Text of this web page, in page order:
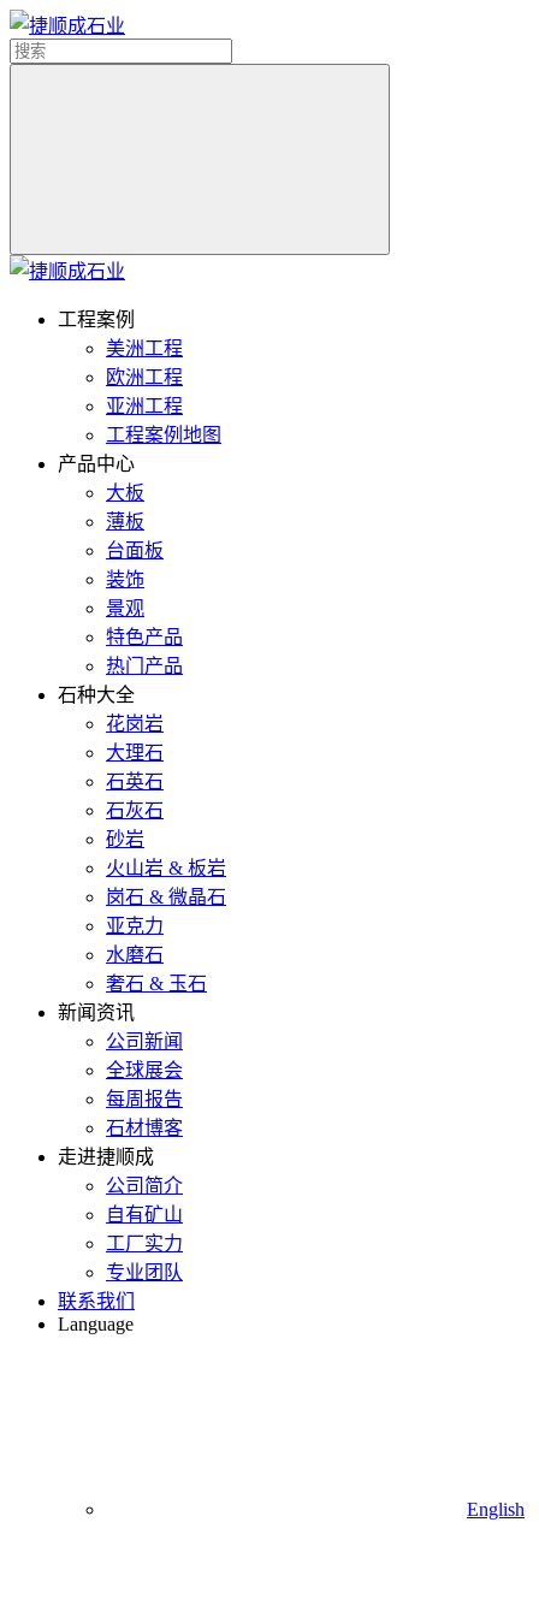
工程案例
美洲工程
欧洲工程
亚洲工程
工程案例地图
产品中心
大板
薄板
台面板
装饰
景观
特色产品
热门产品
石种大全
花岗岩
大理石
石英石
石灰石
砂岩
火山岩 & 板岩
岗石 & 微晶石
亚克力
水磨石
奢石 & 玉石
新闻资讯
公司新闻
全球展会
每周报告
石材博客
走进捷顺成
公司简介
自有矿山
工厂实力
专业团队
联系我们
Language
English